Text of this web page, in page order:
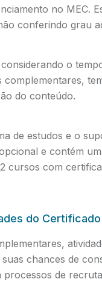
no MEC.
conferindo grau
o
complementares,
do conteúdo.
de estudos e o
e contém
cursos com
do Certificado
chances de
processos de